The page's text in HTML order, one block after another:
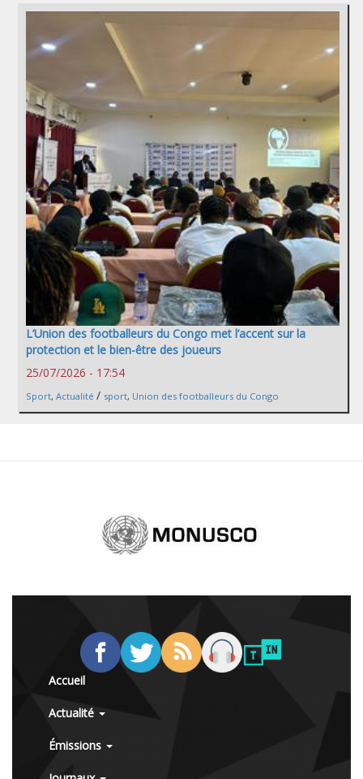
L’Union des footballeurs du Congo met l’accent sur la
protection et le bien-être des joueurs
25/07/2026 - 17:54
Sport, Actualité / sport, Union des footballeurs du Congo
Accueil
Actualité
Émissions